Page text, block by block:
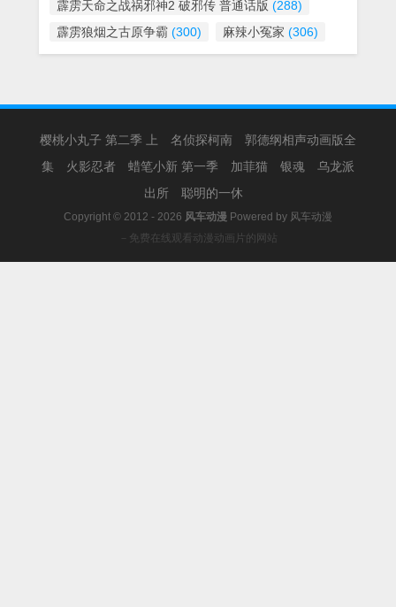
霹雳天命之战祸邪神2 破邪传 普通话版 (288)
霹雳狼烟之古原争霸 (300) 麻辣小冤家 (306)
樱桃小丸子 第二季 上 名侦探柯南
郭德纲相声动画版全
集
火影忍者 蜡笔小新 第一季 加菲猫 银魂
乌龙派
出所
聪明的一休
Copyright © 2012 - 2026 风车动漫 Powered by 风车动漫
－免费在线观看动漫动画片的网站